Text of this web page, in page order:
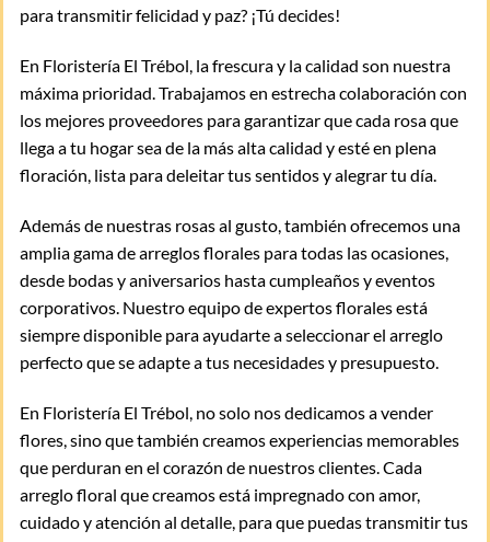
para transmitir felicidad y paz? ¡Tú decides!
En Floristería El Trébol, la frescura y la calidad son nuestra
máxima prioridad. Trabajamos en estrecha colaboración con
los mejores proveedores para garantizar que cada rosa que
llega a tu hogar sea de la más alta calidad y esté en plena
floración, lista para deleitar tus sentidos y alegrar tu día.
Además de nuestras rosas al gusto, también ofrecemos una
amplia gama de arreglos florales para todas las ocasiones,
desde bodas y aniversarios hasta cumpleaños y eventos
corporativos. Nuestro equipo de expertos florales está
siempre disponible para ayudarte a seleccionar el arreglo
perfecto que se adapte a tus necesidades y presupuesto.
En Floristería El Trébol, no solo nos dedicamos a vender
flores, sino que también creamos experiencias memorables
que perduran en el corazón de nuestros clientes. Cada
arreglo floral que creamos está impregnado con amor,
cuidado y atención al detalle, para que puedas transmitir tus